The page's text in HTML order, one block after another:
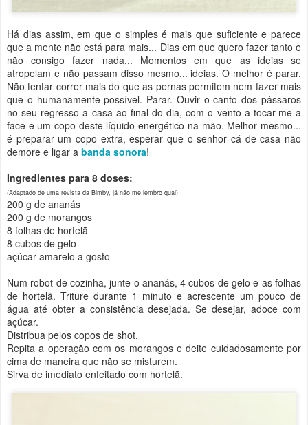
Há dias assim, em que o simples é mais que suficiente e parece
que a mente não está para mais... Dias em que quero fazer tanto e
não consigo fazer nada... Momentos em que as ideias se
atropelam e não passam disso mesmo... ideias. O melhor é parar.
Não tentar correr mais do que as pernas permitem nem fazer mais
que o humanamente possível. Parar. Ouvir o canto dos pássaros
no seu regresso a casa ao final do dia, com o vento a tocar-me a
face e um copo deste líquido energético na mão. Melhor mesmo...
é preparar um copo extra, esperar que o senhor cá de casa não
demore e ligar a banda sonora!
Ingredientes para 8 doses:
(Adaptado de uma revista da Bimby, já não me lembro qual)
200 g de ananás
200 g de morangos
8 folhas de hortelã
8 cubos de gelo
açúcar amarelo a gosto
Num robot de cozinha, junte o ananás, 4 cubos de gelo e as folhas
de hortelã. Triture durante 1 minuto e acrescente um pouco de
água até obter a consistência desejada. Se desejar, adoce com
açúcar.
Distribua pelos copos de shot.
Repita a operação com os morangos e deite cuidadosamente por
cima de maneira que não se misturem.
Sirva de imediato enfeitado com hortelã.